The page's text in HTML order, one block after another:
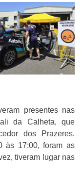
presentes nas
da Calheta, que
dos Prazeres.
às 17:00, foram as
tiveram lugar nas